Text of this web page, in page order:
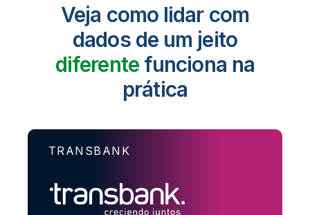
Veja como lidar com
dados de um jeito
diferente funciona na
prática
TRANSBANK